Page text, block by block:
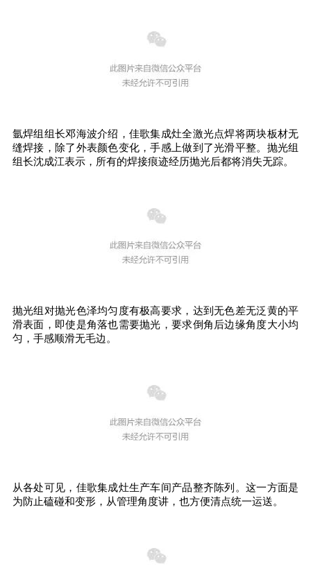
氩焊组组长邓海波介绍，佳歌集成灶全激光点焊将两块板材无
缝焊接，除了外表颜色变化，手感上做到了光滑平整。抛光组
组长沈成江表示，所有的焊接痕迹经历抛光后都将消失无踪。
抛光组对抛光色泽均匀度有极高要求，达到无色差无泛黄的平
滑表面，即使是角落也需要抛光，要求倒角后边缘角度大小均
匀，手感顺滑无毛边。
从各处可见，佳歌集成灶生产车间产品整齐陈列。这一方面是
为防止磕碰和变形，从管理角度讲，也方便清点统一运送。